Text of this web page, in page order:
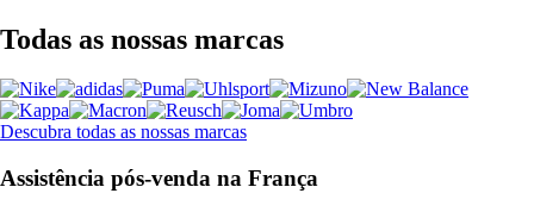
Todas as nossas marcas
Descubra todas as nossas marcas
Assistência pós-venda na França